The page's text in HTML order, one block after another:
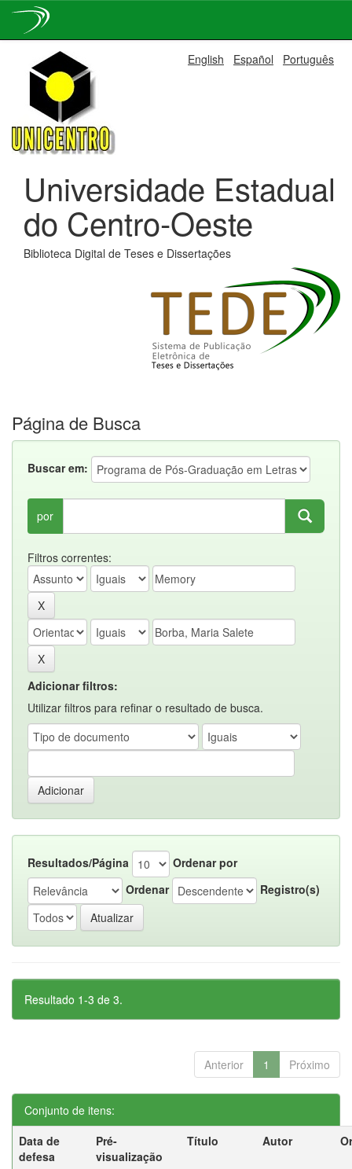
navigation
English Español Português
Universidade Estadual
do Centro-Oeste
Biblioteca Digital de Teses e Dissertações
Página de Busca
Buscar em:
por
Filtros correntes:
Adicionar filtros:
Utilizar filtros para refinar o resultado de busca.
Resultados/Página
Ordenar por
Ordenar
Registro(s)
Resultado 1-3 de 3.
Anterior 1 Próximo
Conjunto de itens:
Data de
defesa
Pré-
visualização
Título Autor